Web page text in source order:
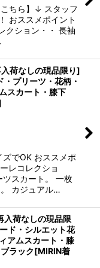
こちら】↓ スタッフ
おススメポイント
クション・・ 長袖
荷なしの現品限り]
プリーツ・花柄・
スカート・膝下
でOK おススメポ
レコレクショ
スカート。 一枚
カジュアル…
入荷なしの現品限
ド・シルエット花
アムスカート・膝
ラック[MIRIN着